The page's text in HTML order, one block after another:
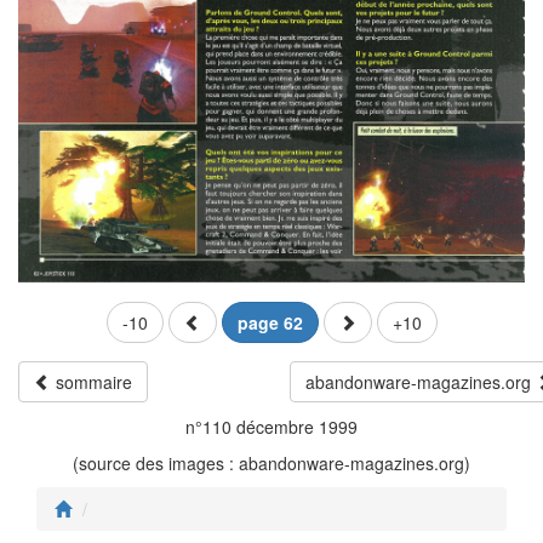
-10 page 62 +10
sommaire
abandonware-magazines.org
n°110 décembre 1999
(source des images : abandonware-magazines.org)